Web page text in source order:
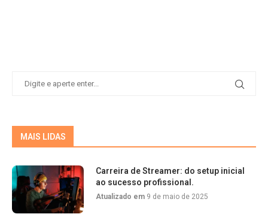
MAIS LIDAS
Carreira de Streamer: do setup inicial
ao sucesso profissional.
Atualizado em 9 de maio de 2025